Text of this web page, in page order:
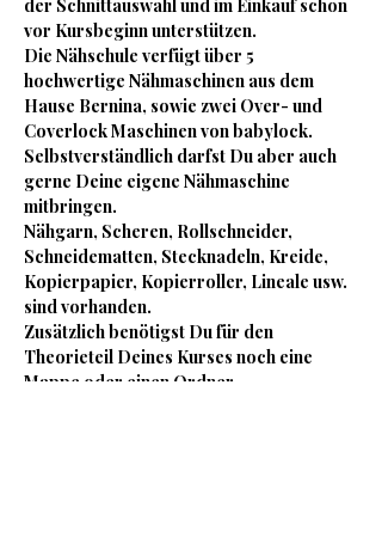
der Schnittauswahl und im Einkauf schon
vor Kursbeginn unterstützen.
Die Nähschule verfügt über 5
hochwertige Nähmaschinen aus dem
Hause Bernina, sowie zwei Over- und
Coverlock Maschinen von babylock.
Selbstverständlich darfst Du aber auch
gerne Deine eigene Nähmaschine
mitbringen.
Nähgarn, Scheren, Rollschneider,
Schneidematten, Stecknadeln, Kreide,
Kopierpapier, Kopierroller, Lineale usw.
sind vorhanden.
Zusätzlich benötigst Du für den
Theorieteil Deines Kurses noch eine
Mappe oder einen Ordner.